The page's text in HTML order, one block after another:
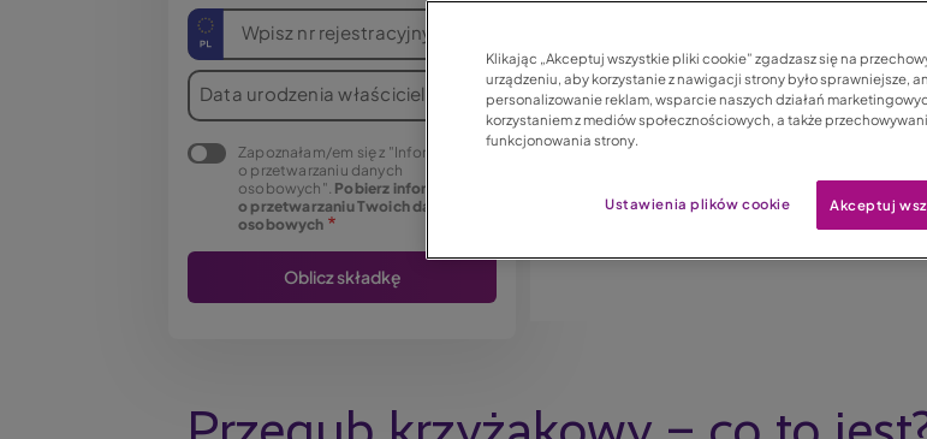
Wpisz nr rejestracyjny
Data urodzenia właściciela
Zapoznałam/em się z "Informacją
o przetwarzaniu danych
osobowych". Pobierz informację
o przetwarzaniu Twoich danych
osobowych
Klikając „Akceptuj wszystkie pliki cookie” zgadzasz się na
urządzeniu, aby korzystanie z nawigacji strony było sprawniejsze,
personalizowanie reklam, wsparcie naszych działań
korzystaniem z mediów społecznościowych, a także
funkcjonowania strony.
Ustawienia plików cookie Akceptuj